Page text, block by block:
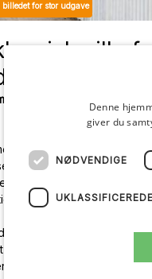
for stor udgave
villa
kombineret bolig og
er indrettet med 4
trappeopgang.
lags energiruder med
og er lige til at rykke
ejendommen en
som bolig og de
2 værelser, flot nyere
Denne
giver du
NØDVENDIGE
UKLASSIFICEREDE